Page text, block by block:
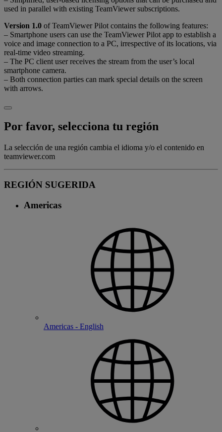
used in parallel with existing TeamViewer subscriptions.
Version 1.0 of TeamViewer Pilot contains the following features:
– Smartphone users can use the TeamViewer Pilot app to establish a
voice and image connection to a PC, irrespective of its locations, via
real-time video streaming.
– The PC client user receives the stream from the user’s local
smartphone camera.
– Both connection parties can mark special details on the screen
with arrows.
Por favor, selecciona tu región
La selección de una región cambia el idioma y/o el contenido en
teamviewer.com
REGIÓN SUGERIDA
Americas
Americas - English